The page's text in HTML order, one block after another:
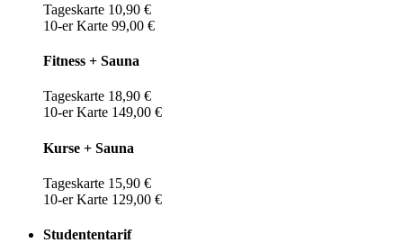
Tageskarte 10,90 €
10-er Karte 99,00 €
Fitness + Sauna
Tageskarte 18,90 €
10-er Karte 149,00 €
Kurse + Sauna
Tageskarte 15,90 €
10-er Karte 129,00 €
Studententarif